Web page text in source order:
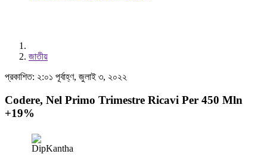
জাতীয়
প্রকাশিত: ২:০১ পূর্বাহ্ণ, জুলাই ৩, ২০২২
Codere, Nel Primo Trimestre Ricavi Per 450 Mln
+19%